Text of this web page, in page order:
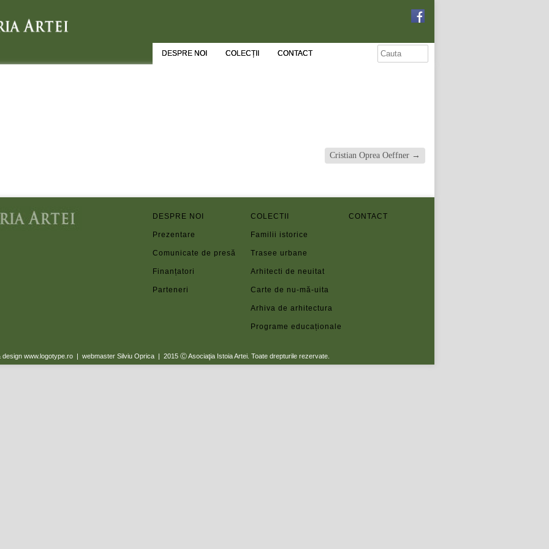
DESPRE NOI COLECȚII CONTACT
Cristian Oprea Oeffner →
DESPRE NOI
Prezentare
Comunicate de presă
Finanțatori
Parteneri
COLECTII
Familii istorice
Trasee urbane
Arhitecti de neuitat
Carte de nu-mă-uita
Arhiva de arhitectura
Programe educaționale
CONTACT
design www.logotype.ro | webmaster Silviu Oprica | 2015 Ⓒ Asociaţia Istoia Artei. Toate drepturile rezervate.